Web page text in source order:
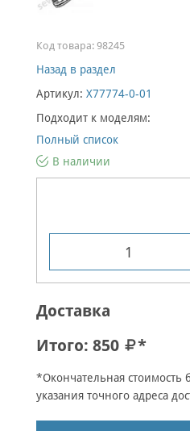
Код товара: 98245
Назад в раздел
Артикул: X77774-0-01
Подходит к моделям:
Полный список
В наличии
Доставка
Итого: 850 *
*Окончательная стоимость
указания точного адреса